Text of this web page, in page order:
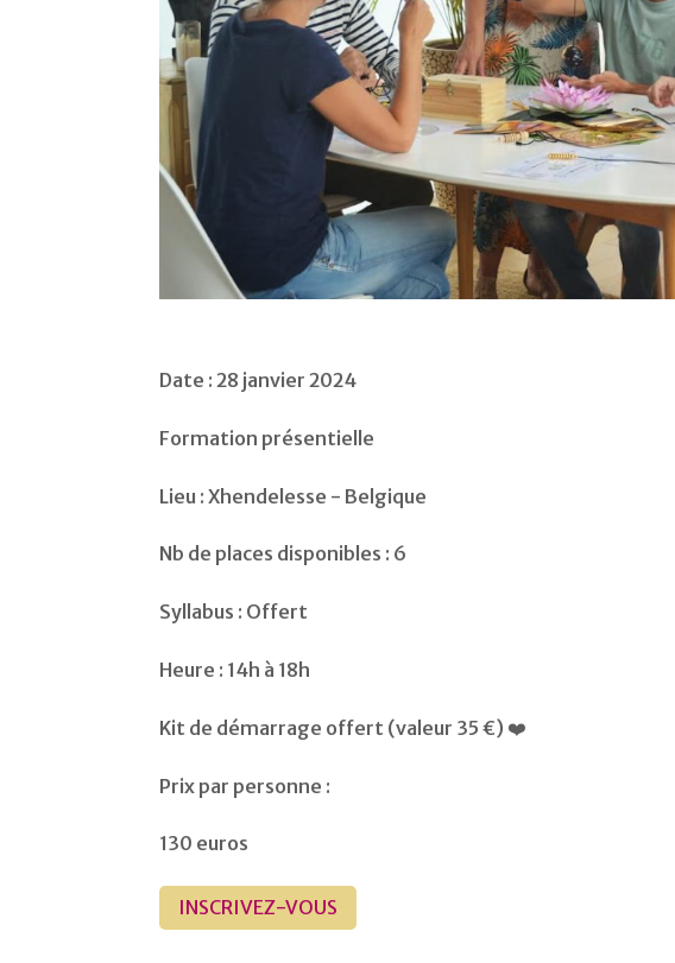
Date : 28 janvier 2024
Formation présentielle
Lieu : Xhendelesse - Belgique
Nb de places disponibles : 6
Syllabus : Offert
Heure : 14h à 18h
Kit de démarrage offert (valeur 35 €) ❤️
Prix par personne :
130 euros
INSCRIVEZ-VOUS